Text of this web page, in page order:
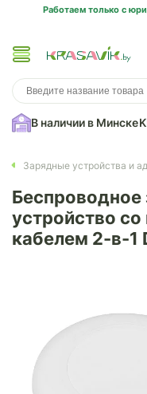
Работаем только с
В наличии в Минске
Зарядные устройства и
Беспроводное
устройство
кабелем 2-в-1